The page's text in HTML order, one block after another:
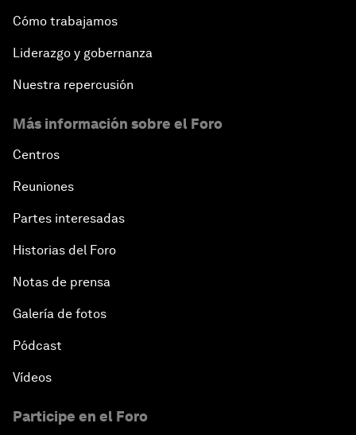
Cómo trabajamos
Liderazgo y gobernanza
Nuestra repercusión
Más información sobre el Foro
Centros
Reuniones
Partes interesadas
Historias del Foro
Notas de prensa
Galería de fotos
Pódcast
Vídeos
Participe en el Foro